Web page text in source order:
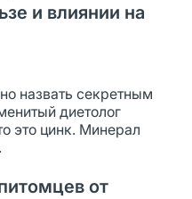
и влиянии на
назвать секретным
диетолог
это цинк. Минерал
от